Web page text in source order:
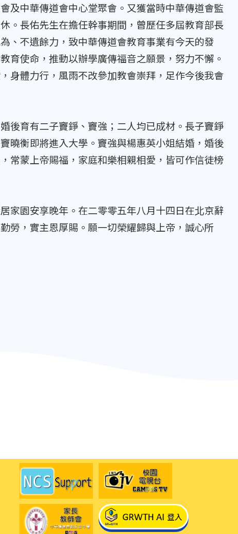
中華傳道會中心堂聚會。又獲當時中華傳道會監
。長佑先生在擔任幹事期間，曾歷任多屆教育部長
、不遺餘力，致中華傳道會教育事業有今天的發
育使命，推動以辦學廣傳福音之願景，努力不懈。
身體力行，風雨不改參加教會崇拜，足作今後我會
育有二子竇錚、竇強；二人均已成材。長子竇錚
曉衡即將進入大學。竇強與楊惠英小姐結婚，婚後
常蒙上帝賜福，家庭和樂相親相愛，皆可作信徒榜
園安享晚年。在二零零五年八月十四日在北京辭
勞，實主恩厚賜。願一切榮耀歸與上帝，誠心所